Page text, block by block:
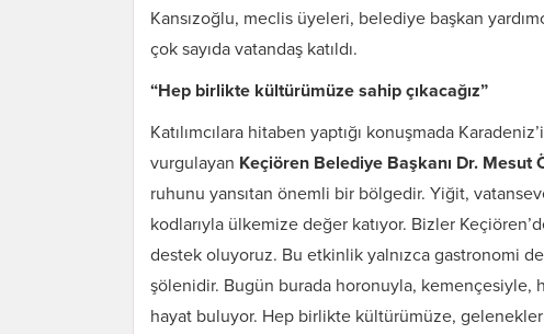
Kansızoğlu, meclis üyeleri, belediye başkan
çok sayıda vatandaş katıldı.
“Hep birlikte kültürümüze sahip çıkacağız”
Katılımcılara hitaben yaptığı konuşmada
vurgulayan Keçiören Belediye Başkanı Dr. Mesut
ruhunu yansıtan önemli bir bölgedir. Yiğit,
kodlarıyla ülkemize değer katıyor. Bizler
destek oluyoruz. Bu etkinlik yalnızca gastronomi
şölenidir. Bugün burada horonuyla, kemençesiyle,
hayat buluyor. Hep birlikte kültürümüze,